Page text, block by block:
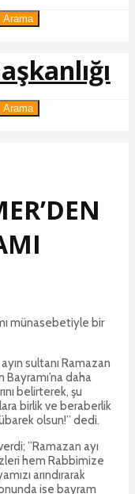
Arama
Arama
münasebetiyle bir
sultanı Ramazan
daha
belirterek, şu
birlik ve beraberlik
olsun!” dedi.
”Ramazan ayı
hem Rabbimize
arındırarak
ise bayram